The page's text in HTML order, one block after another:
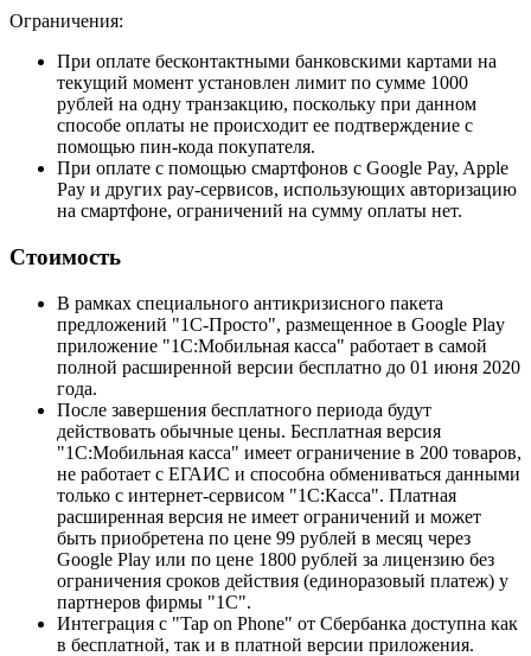
Ограничения:
При оплате бесконтактными банковскими картами на
текущий момент установлен лимит по сумме 1000
рублей на одну транзакцию, поскольку при данном
способе оплаты не происходит ее подтверждение с
помощью пин-кода покупателя.
При оплате с помощью смартфонов с Google Pay, Apple
Pay и других pay-сервисов, использующих авторизацию
на смартфоне, ограничений на сумму оплаты нет.
Стоимость
В рамках специального антикризисного пакета
предложений "1С-Просто", размещенное в Google Play
приложение "1С:Мобильная касса" работает в самой
полной расширенной версии бесплатно до 01 июня 2020
года.
После завершения бесплатного периода будут
действовать обычные цены. Бесплатная версия
"1С:Мобильная касса" имеет ограничение в 200 товаров,
не работает с ЕГАИС и способна обмениваться данными
только с интернет-сервисом "1С:Касса". Платная
расширенная версия не имеет ограничений и может
быть приобретена по цене 99 рублей в месяц через
Google Play или по цене 1800 рублей за лицензию без
ограничения сроков действия (единоразовый платеж) у
партнеров фирмы "1С".
Интеграция с "Tap on Phone" от Сбербанка доступна как
в бесплатной, так и в платной версии приложения.